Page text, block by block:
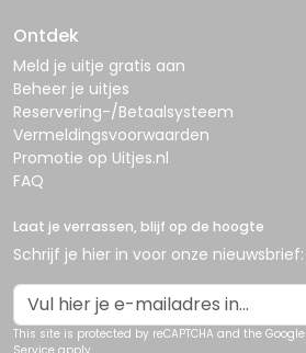
Ontdek
Meld je uitje gratis aan
Beheer je uitjes
Reservering-/Betaalsysteem
Vermeldingsvoorwaarden
Promotie op Uitjes.nl
FAQ
Laat je verrassen, blijf op de hoogte
Schrijf je hier in voor onze nieuwsbrief:
This site is protected by reCAPTCHA and the Google